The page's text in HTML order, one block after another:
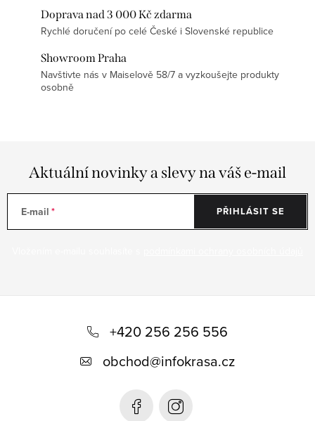
Doprava nad 3 000 Kč zdarma
Rychlé doručení po celé České i Slovenské republice
Showroom Praha
Navštivte nás v Maiselově 58/7 a vyzkoušejte produkty
osobně
Aktuální novinky a slevy na váš e-mail
E-mail PŘIHLÁSIT SE
+420 256 256 556
obchod@infokrasa.cz